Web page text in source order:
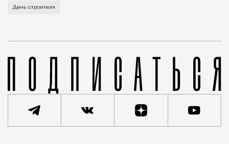
Это каска в фирменных цветах департамента
День строителя